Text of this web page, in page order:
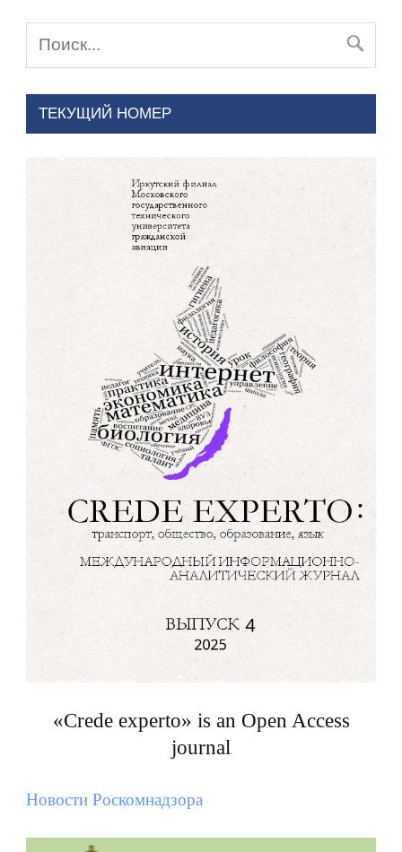
ТЕКУЩИЙ НОМЕР
«Crede experto» is an Open Access
journal
Новости Роскомнадзора